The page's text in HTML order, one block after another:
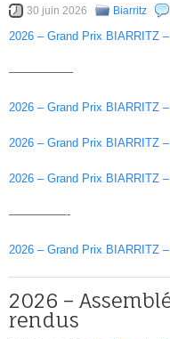
30 juin 2026 Biarritz
2026 – Grand Prix BIARRITZ
—————–
2026 – Grand Prix BIARRITZ
2026 – Grand Prix BIARRITZ
2026 – Grand Prix BIARRITZ
—————-
2026 – Grand Prix BIARRITZ
2026 –
rendus